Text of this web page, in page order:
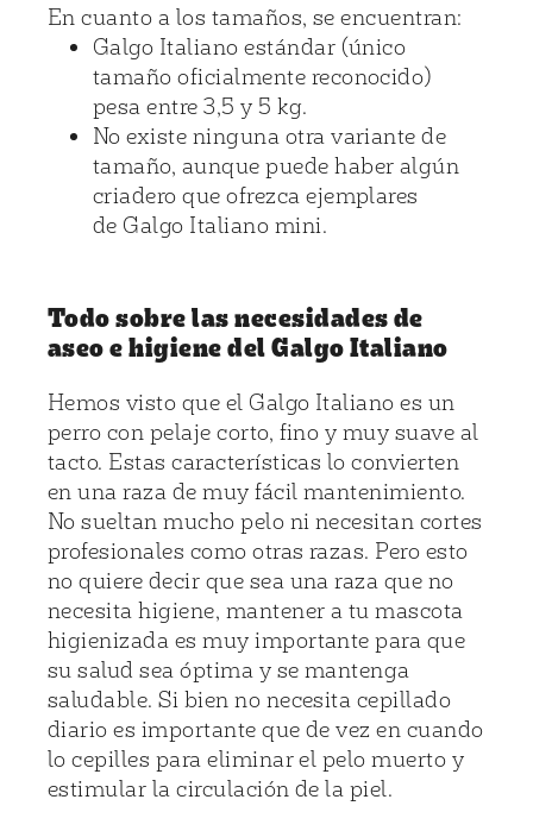
En cuanto a los tamaños, se encuentran:
Galgo Italiano estándar (único
tamaño oficialmente reconocido)
pesa entre 3,5 y 5 kg.
No existe ninguna otra variante de
tamaño, aunque puede haber algún
criadero que ofrezca ejemplares
de Galgo Italiano mini.
Todo sobre las necesidades de
aseo e higiene del Galgo Italiano
Hemos visto que el Galgo Italiano es un
perro con pelaje corto, fino y muy suave al
tacto. Estas características lo convierten
en una raza de muy fácil mantenimiento.
No sueltan mucho pelo ni necesitan cortes
profesionales como otras razas. Pero esto
no quiere decir que sea una raza que no
necesita higiene, mantener a tu mascota
higienizada es muy importante para que
su salud sea óptima y se mantenga
saludable. Si bien no necesita cepillado
diario es importante que de vez en cuando
lo cepilles para eliminar el pelo muerto y
estimular la circulación de la piel.